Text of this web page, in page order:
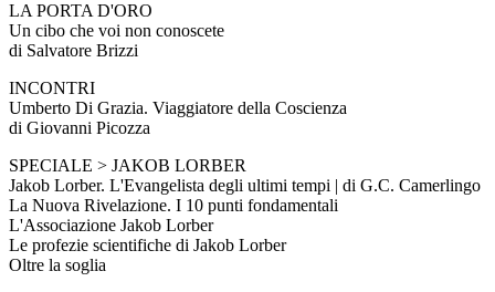
LA PORTA D'ORO
Un cibo che voi non conoscete
di Salvatore Brizzi
INCONTRI
Umberto Di Grazia. Viaggiatore della Coscienza
di Giovanni Picozza
SPECIALE > JAKOB LORBER
Jakob Lorber. L'Evangelista degli ultimi tempi | di G.C. Camerlingo
La Nuova Rivelazione. I 10 punti fondamentali
L'Associazione Jakob Lorber
Le profezie scientifiche di Jakob Lorber
Oltre la soglia